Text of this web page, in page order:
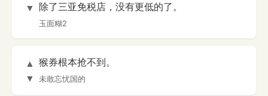
▼
除了三亚免税店，没有更低的了。
玉面糊2
▲
▼
猴券根本抢不到。
未敢忘忧国的